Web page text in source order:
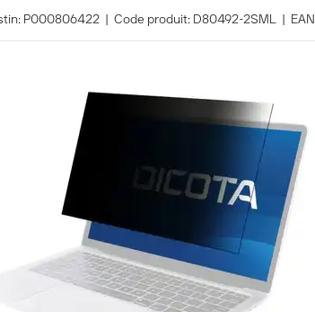
P000806422 | Code produit: D80492-2SML |